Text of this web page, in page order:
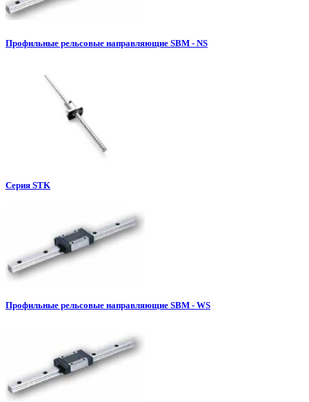
Профильные рельсовые направляющие SBM - NS
Серия STK
Профильные рельсовые направляющие SBM - WS